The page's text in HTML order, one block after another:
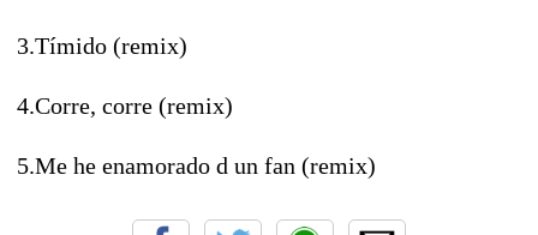
3.Tímido (remix)
4.Corre, corre (remix)
5.Me he enamorado d un fan (remix)